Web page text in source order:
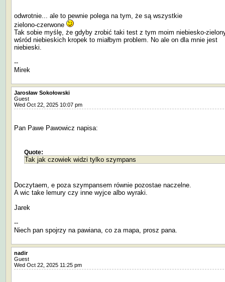
odwrotnie... ale to pewnie polega na tym, że są wszystkie
zielono-czerwone
Tak sobie myślę, że gdyby zrobić taki test z tym moim niebiesko-
wśród niebieskich kropek to miałbym problem. No ale on dla mnie jest
niebieski.
--
Mirek
Jarosław Sokołowski
Guest
Wed Oct 22, 2025 10:07 pm
Pan Pawe Pawowicz napisa:
Quote:
Tak jak czowiek widzi tylko szympans
Doczytaem, e poza szympansem równie pozostae naczelne.
A wic take lemury czy inne wyjce albo wyraki.
Jarek
--
Niech pan spojrzy na pawiana, co za mapa, prosz pana.
nadir
Guest
Wed Oct 22, 2025 11:25 pm